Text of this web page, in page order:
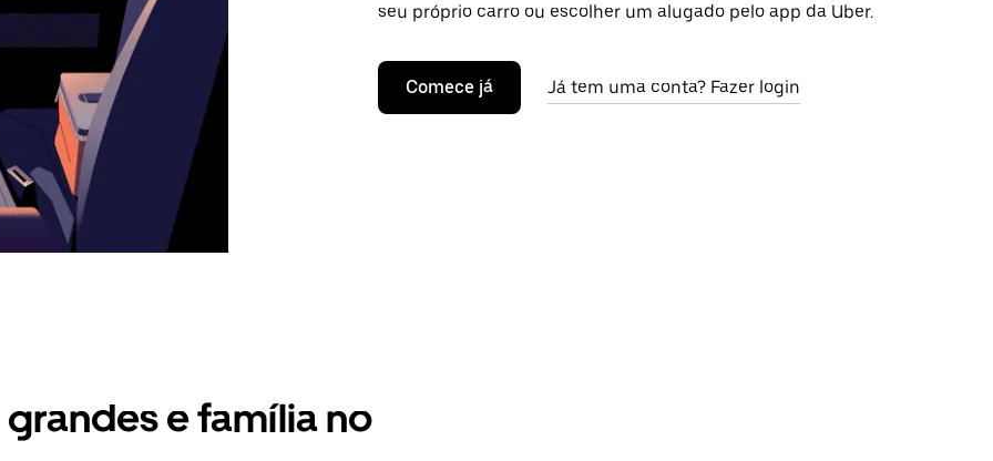
seu próprio carro ou escolher um alugado pelo app da Uber.
Comece já Já tem uma conta? Fazer login
e família no